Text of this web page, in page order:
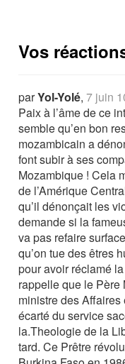
Vos
parYol-Yolé,7 juin
Paix à l’âme de ce
semble qu’en bon
mozambicain a
font subir à ses
Mozambique ! Cela
de l’Amérique
qu’il dénonçait les
demande si la
va pas refaire
qu’on tue des êtres
pour avoir réclamé
rappelle que le Père
ministre des
écarté du service
la.Theologie de la
tard. Ce Prêtre